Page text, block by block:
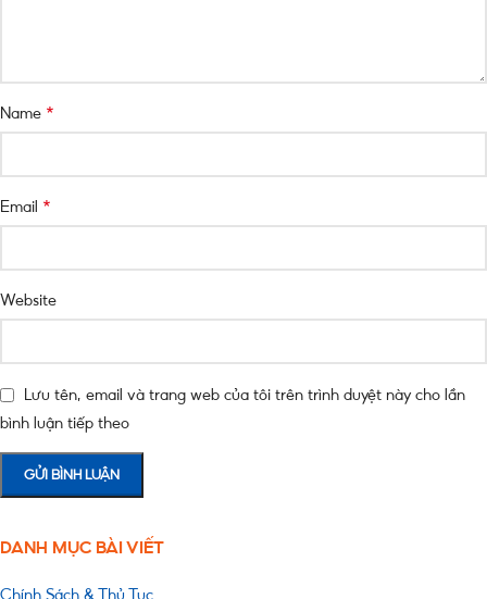
Name *
Email *
Website
Lưu tên, email và trang web của tôi trên trình duyệt này cho lần
bình luận tiếp theo
DANH MỤC BÀI VIẾT
Chính Sách & Thủ Tục